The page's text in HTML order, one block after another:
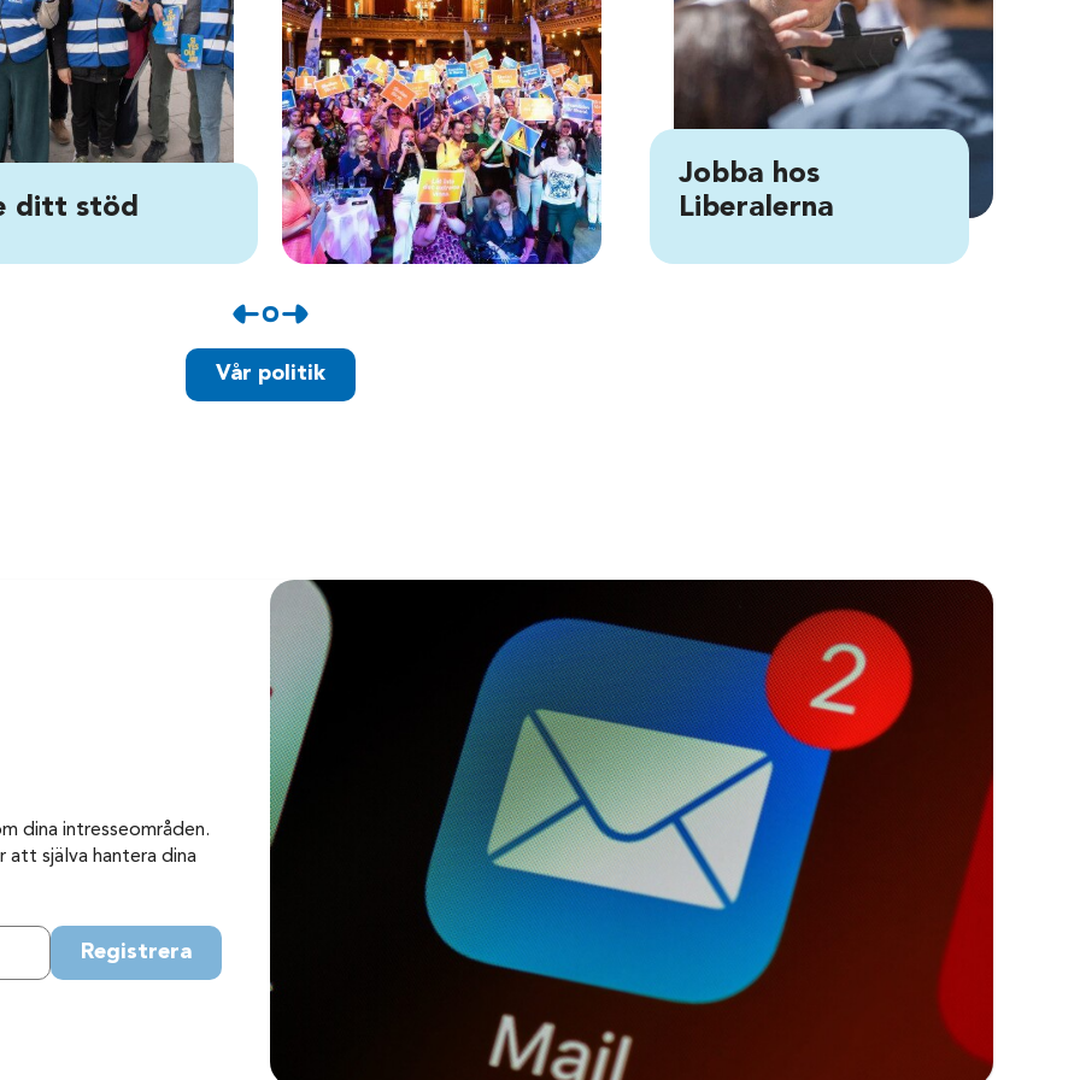
ditt stöd
Jobba hos
Liberalerna
Vår politik
dina intresseområden.
att själva hantera dina
Registrera